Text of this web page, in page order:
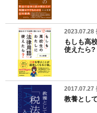
2023.07.28
もしも高
使えたら?
2017.07.27
教養とし